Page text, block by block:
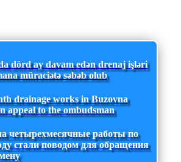
dörd ay davam edən drenaj işləri
müraciətə səbəb olub
drainage works in Buzovna
appeal to the ombudsman
четырехмесячные работы по
стали поводом для обращения